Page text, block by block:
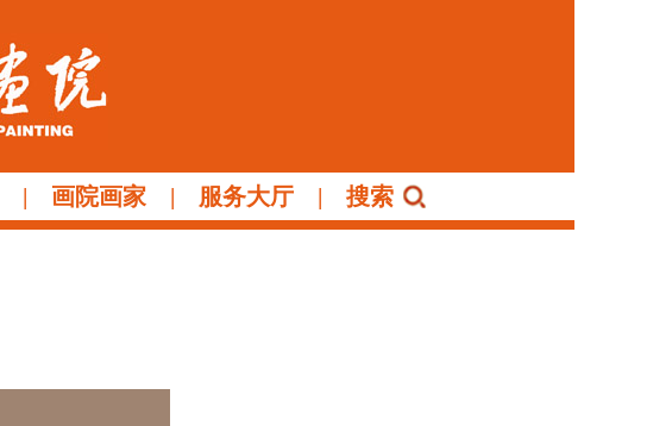
| 画院画家 | 服务大厅 | 搜索